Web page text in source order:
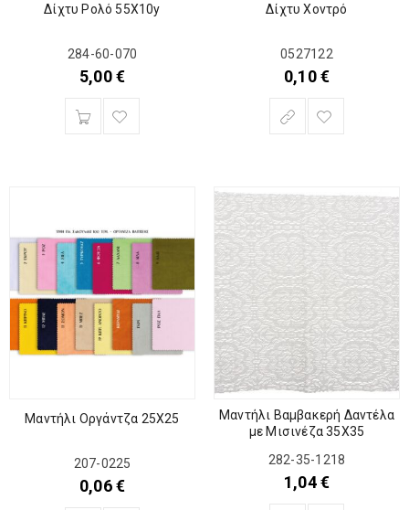
Δίχτυ Ρολό 55Χ10y
284-60-070
5,00€
Δίχτυ Χοντρό
0527122
0,10€
Μαντήλι Οργάντζα 25Χ25
207-0225
0,06€
Μαντήλι Βαμβακερή Δαντέλα
με Μισινέζα 35Χ35
282-35-1218
1,04€